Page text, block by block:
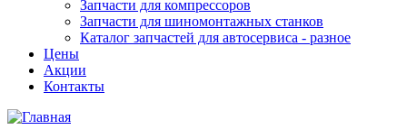
Запчасти для компрессоров
Запчасти для шиномонтажных станков
Каталог запчастей для автосервиса - разное
Цены
Акции
Контакты